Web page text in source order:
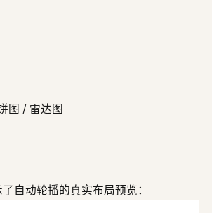
图 / 雷达图
自动轮播的真实布局预览：